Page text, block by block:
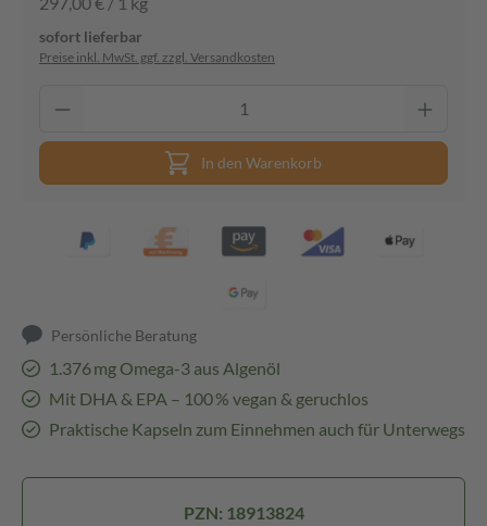
sofort lieferbar
Preise inkl. MwSt. ggf. zzgl. Versandkosten
In den Warenkorb
Persönliche Beratung
1.376 mg Omega-3 aus Algenöl
Mit DHA & EPA – 100 % vegan & geruchlos
Praktische Kapseln zum Einnehmen auch für Unterwegs
PZN: 18913824